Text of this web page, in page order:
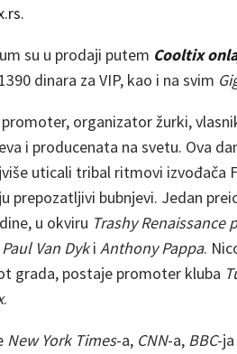
.
su u prodaji putem Cooltix
dinara za VIP, kao i na svim
organizator žurki,
i producenata na svetu. Ova
uticali tribal ritmovi izvođača
prepozatljivi bubnjevi. Jedan
u okviru Trashy Renaissance
Paul Van Dyki Anthony Pappa.
grada, postaje promoter kluba
.
New York Times-a, CNN-a, BBC-